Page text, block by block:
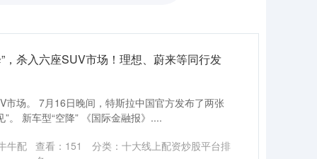
，杀入六座SUV市场！理想、蔚来等同行发
市场。 7月16日晚间，特斯拉中国官方发布了两张
。 新车型“空降” 《国际金融报》....
牛配
查看： 151 分类： 十大线上配资炒股平台排